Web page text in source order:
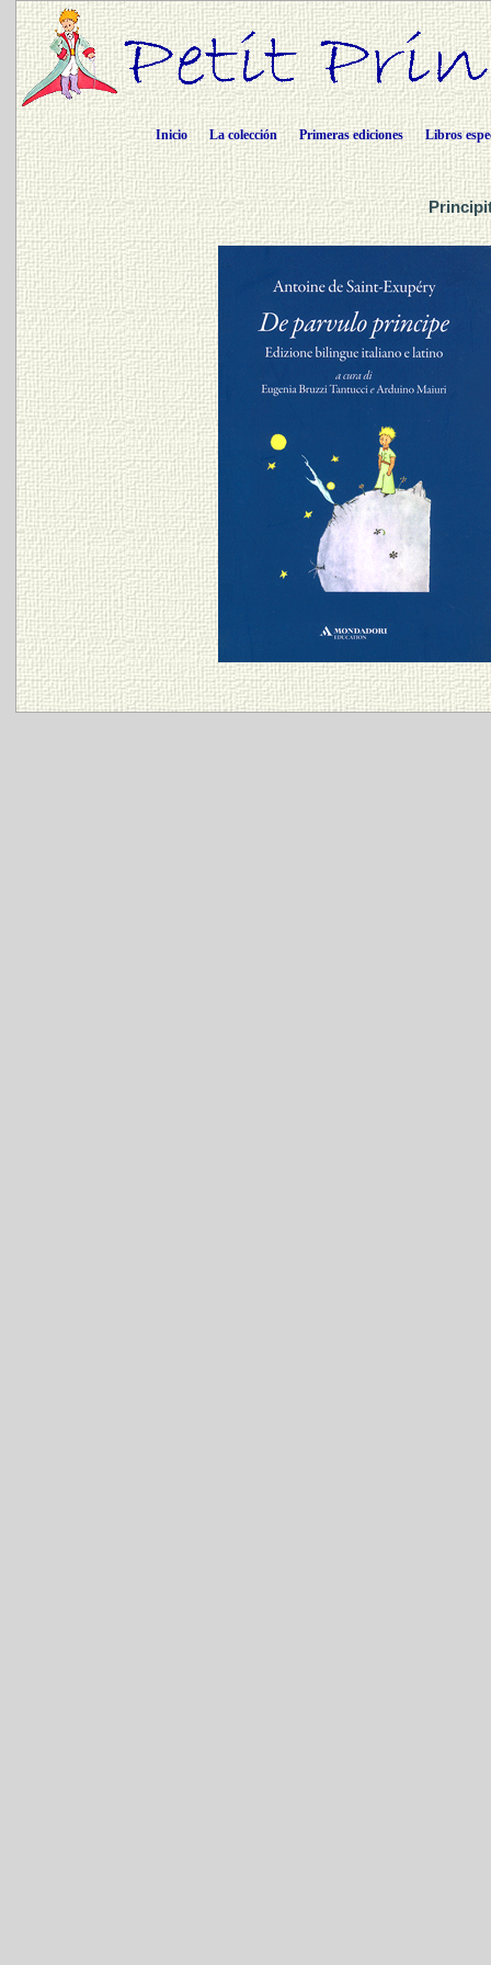
Inicio La colección Primeras ediciones Libros